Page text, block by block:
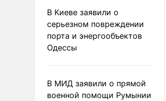
В Киеве заявили о
серьезном повреждении
порта и энергообъектов
Одессы
В МИД заявили о прямой
военной помощи Румынии